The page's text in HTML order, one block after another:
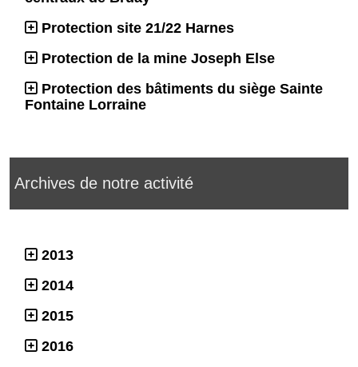
Protection site 21/22 Harnes
Protection de la mine Joseph Else
Protection des bâtiments du siège Sainte
Fontaine Lorraine
Archives de notre activité
2013
2014
2015
2016